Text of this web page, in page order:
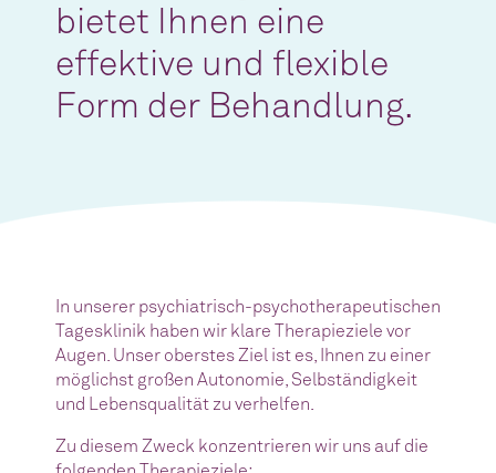
bietet Ihnen eine
effektive und flexible
Form der Behandlung.
In unserer psychiatrisch-psychotherapeutischen
Tagesklinik haben wir klare Therapieziele vor
Augen. Unser oberstes Ziel ist es, Ihnen zu einer
möglichst großen Autonomie, Selbständigkeit
und Lebensqualität zu verhelfen.
Zu diesem Zweck konzentrieren wir uns auf die